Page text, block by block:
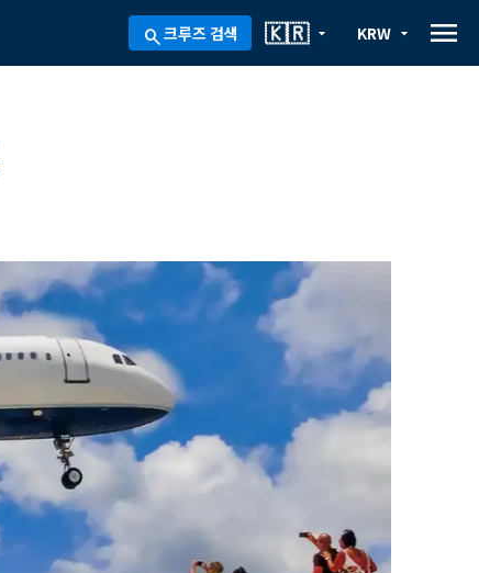
search크루즈 검색 arrow_drop_down
🇰🇷 arrow_drop_down
KRW menu